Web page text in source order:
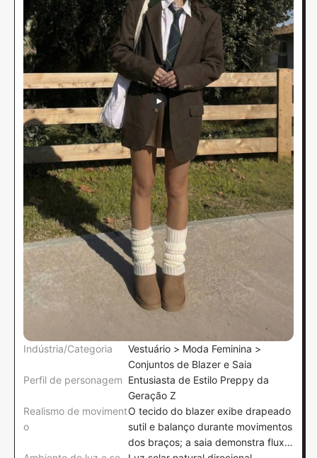
Indústria/Categoria
Vestuário > Moda Feminina >
Conjuntos de Blazer e Saia
Perfil de personagem Entusiasta de Estilo Preppy da
Geração Z
Realismo de moviment
o
O tecido do blazer exibe drapeado
sutil e balanço durante movimentos
dos braços; a saia demonstra fluxo